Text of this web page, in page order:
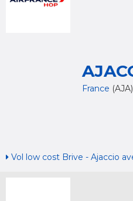
France (AJA)
Vol low cost Brive - Ajaccio